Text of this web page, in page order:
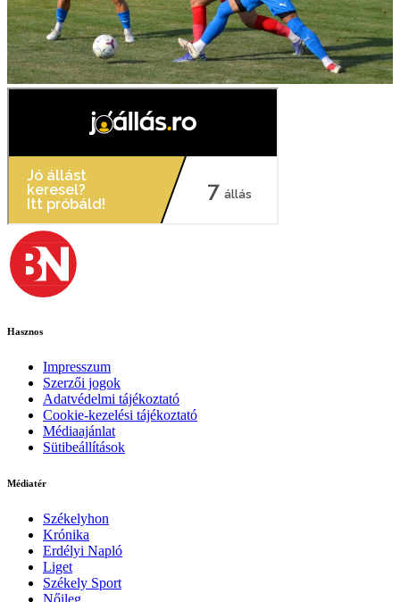
Hasznos
Impresszum
Szerzői jogok
Adatvédelmi tájékoztató
Cookie-kezelési tájékoztató
Médiaajánlat
Sütibeállítások
Médiatér
Székelyhon
Krónika
Erdélyi Napló
Liget
Székely Sport
Nőileg